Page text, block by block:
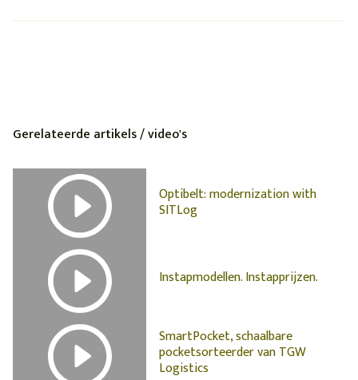
Gerelateerde artikels / video's
Optibelt: modernization with
SITLog
Instapmodellen. Instapprijzen.
SmartPocket, schaalbare
pocketsorteerder van TGW
Logistics